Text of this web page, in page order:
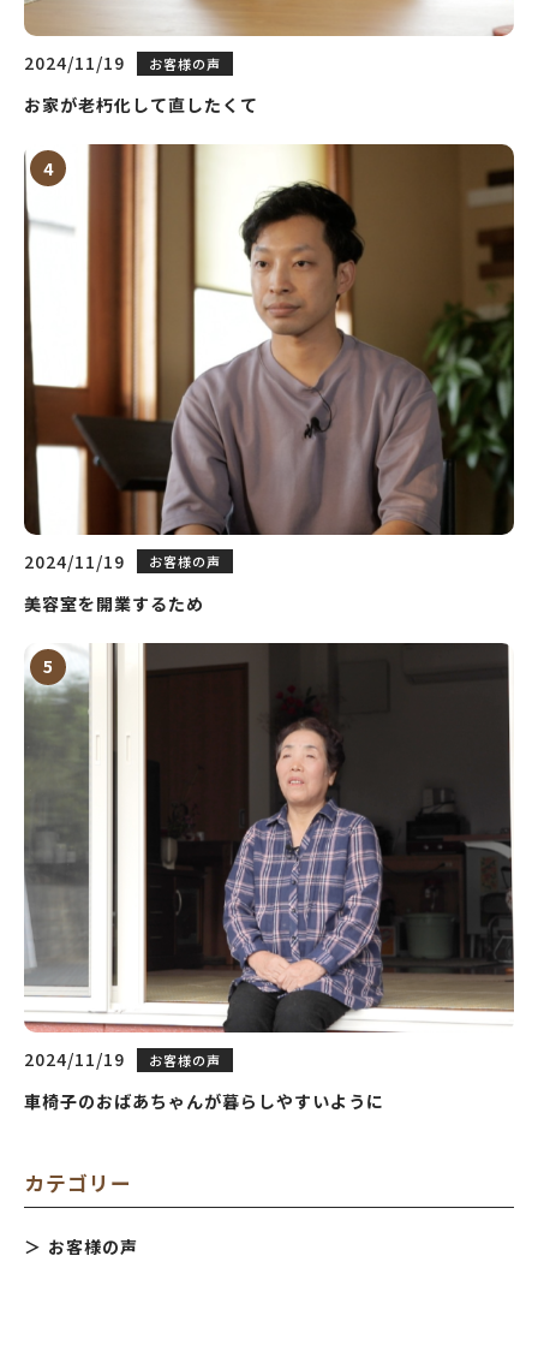
2024/11/19 お客様の声
お家が老朽化して直したくて
2024/11/19 お客様の声
美容室を開業するため
2024/11/19 お客様の声
車椅子のおばあちゃんが暮らしやすいように
カテゴリー
お客様の声